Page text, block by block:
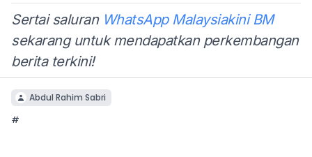
Sertai saluran WhatsApp Malaysiakini BM
sekarang untuk mendapatkan perkembangan
berita terkini!
Abdul Rahim Sabri
#